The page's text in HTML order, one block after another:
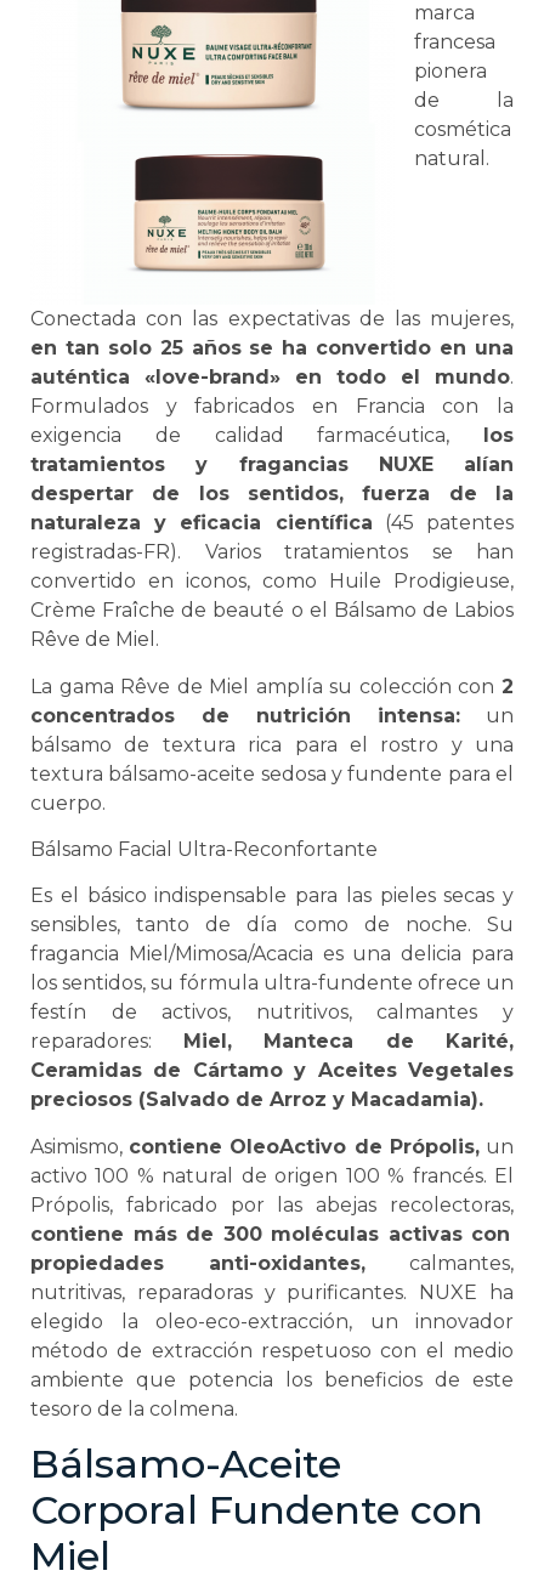
marca
francesa
pionera
de la
cosmética
natural.
Conectada con las expectativas de las mujeres,
en tan solo 25 años se ha convertido en una
auténtica «love-brand» en todo el mundo.
Formulados y fabricados en Francia con la
exigencia de calidad farmacéutica, los
tratamientos y fragancias NUXE alían
despertar de los sentidos, fuerza de la
naturaleza y eficacia científica (45 patentes
registradas-FR). Varios tratamientos se han
convertido en iconos, como Huile Prodigieuse,
Crème Fraîche de beauté o el Bálsamo de Labios
Rêve de Miel.
La gama Rêve de Miel amplía su colección con 2
concentrados de nutrición intensa: un
bálsamo de textura rica para el rostro y una
textura bálsamo-aceite sedosa y fundente para el
cuerpo.
Bálsamo Facial Ultra-Reconfortante
Es el básico indispensable para las pieles secas y
sensibles, tanto de día como de noche. Su
fragancia Miel/Mimosa/Acacia es una delicia para
los sentidos, su fórmula ultra-fundente ofrece un
festín de activos, nutritivos, calmantes y
reparadores:
Miel, Manteca de Karité,
Ceramidas de Cártamo y Aceites Vegetales
preciosos (Salvado de Arroz y Macadamia).
Asimismo, contiene OleoActivo de Própolis,un
activo 100 % natural de origen 100 % francés. El
Própolis, fabricado por las abejas recolectoras,
contiene más de 300 moléculas activas con
propiedades anti-oxidantes, calmantes,
nutritivas, reparadoras y purificantes. NUXE ha
elegido la oleo-eco-extracción, un innovador
método de extracción respetuoso con el medio
ambiente que potencia los beneficios de este
tesoro de la colmena.
Bálsamo-Aceite
Corporal Fundente con
Miel